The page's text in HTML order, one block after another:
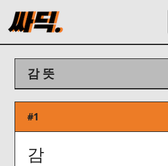
감 뜻
#1
감